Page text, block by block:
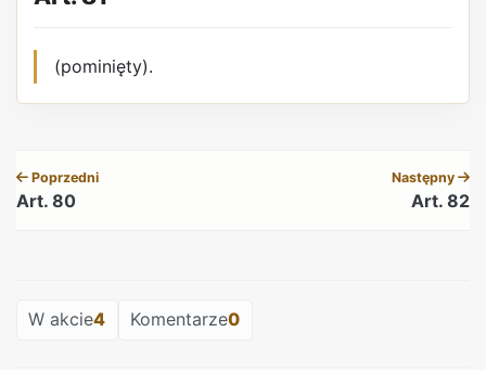
(pominięty).
Poprzedni
Art. 80
Następny
Art. 82
W akcie4 Komentarze0